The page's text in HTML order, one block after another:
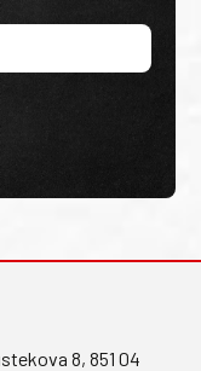
8, 851 04